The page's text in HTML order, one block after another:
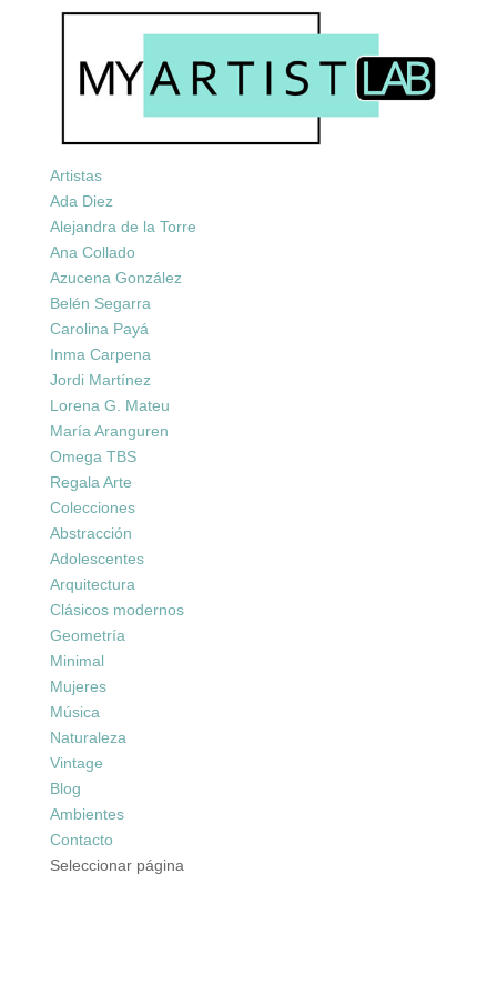
Artistas
Ada Diez
Alejandra de la Torre
Ana Collado
Azucena González
Belén Segarra
Carolina Payá
Inma Carpena
Jordi Martínez
Lorena G. Mateu
María Aranguren
Omega TBS
Regala Arte
Colecciones
Abstracción
Adolescentes
Arquitectura
Clásicos modernos
Geometría
Minimal
Mujeres
Música
Naturaleza
Vintage
Blog
Ambientes
Contacto
Seleccionar página